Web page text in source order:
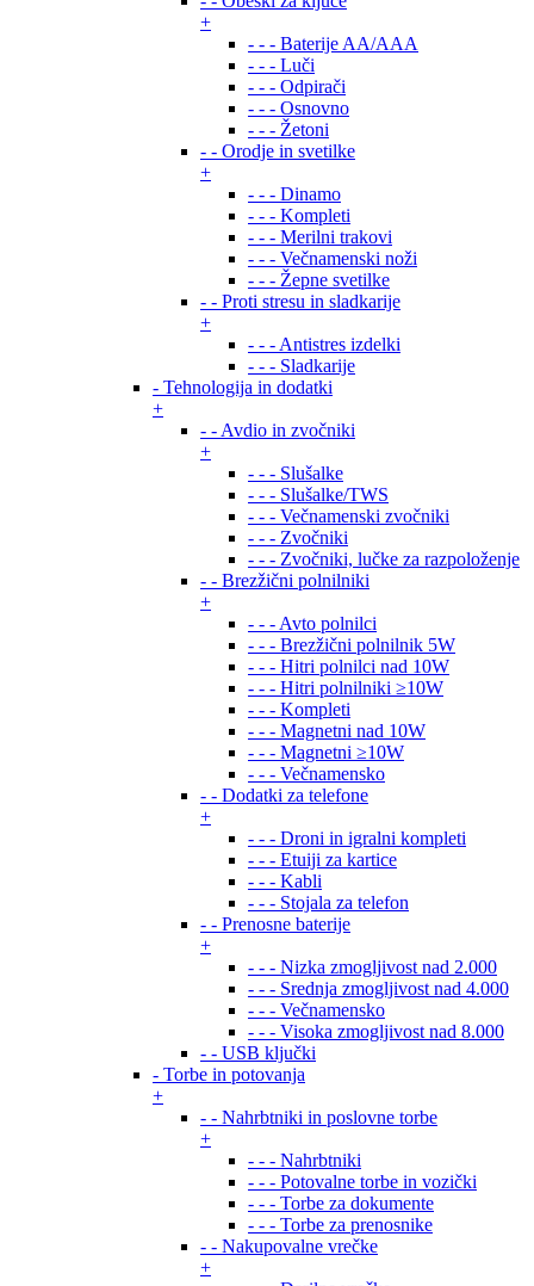
+
- - - Baterije AA/AAA
- - - Luči
- - - Odpirači
- - - Osnovno
- - - Žetoni
- - Orodje in svetilke
+
- - - Dinamo
- - - Kompleti
- - - Merilni trakovi
- - - Večnamenski noži
- - - Žepne svetilke
- - Proti stresu in sladkarije
+
- - - Antistres izdelki
- - - Sladkarije
- Tehnologija in dodatki
+
- - Avdio in zvočniki
+
- - - Slušalke
- - - Slušalke/TWS
- - - Večnamenski zvočniki
- - - Zvočniki
- - - Zvočniki, lučke za razpoloženje
- - Brezžični polnilniki
+
- - - Avto polnilci
- - - Brezžični polnilnik 5W
- - - Hitri polnilci nad 10W
- - - Hitri polnilniki ≥10W
- - - Kompleti
- - - Magnetni nad 10W
- - - Magnetni ≥10W
- - - Večnamensko
- - Dodatki za telefone
+
- - - Droni in igralni kompleti
- - - Etuiji za kartice
- - - Kabli
- - - Stojala za telefon
- - Prenosne baterije
+
- - - Nizka zmogljivost nad 2.000
- - - Srednja zmogljivost nad 4.000
- - - Večnamensko
- - - Visoka zmogljivost nad 8.000
- - USB ključki
- Torbe in potovanja
+
- - Nahrbtniki in poslovne torbe
+
- - - Nahrbtniki
- - - Potovalne torbe in vozički
- - - Torbe za dokumente
- - - Torbe za prenosnike
- - Nakupovalne vrečke
+